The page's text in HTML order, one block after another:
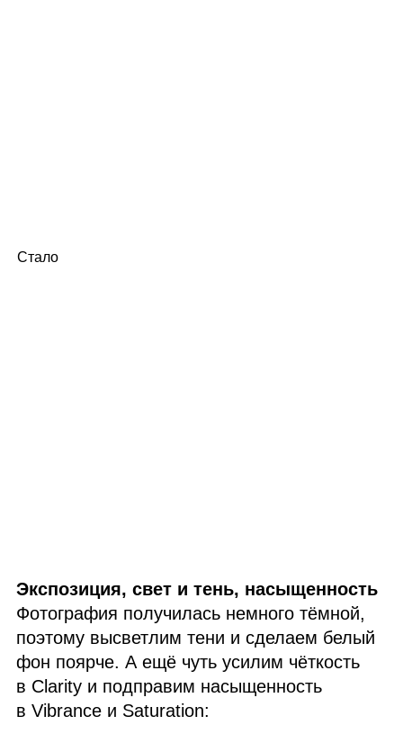
Стало
Экспозиция, свет и тень, насыщенность
Фотография получилась немного тёмной,
поэтому высветлим тени и сделаем белый
фон поярче. А ещё чуть усилим чёткость
в Clarity и подправим насыщенность
в Vibrance и Saturation: